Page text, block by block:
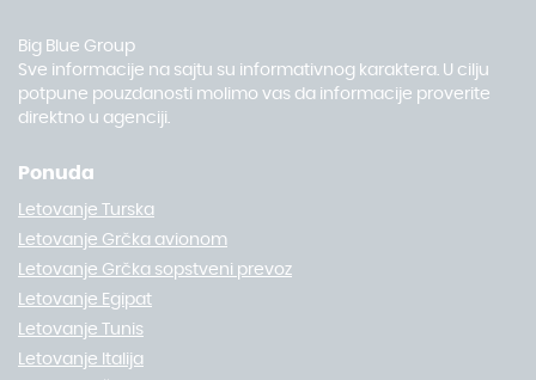
Big Blue Group
Sve informacije na sajtu su informativnog karaktera. U cilju
potpune pouzdanosti molimo vas da informacije proverite
direktno u agenciji.
Ponuda
Letovanje Turska
Letovanje Grčka avionom
Letovanje Grčka sopstveni prevoz
Letovanje Egipat
Letovanje Tunis
Letovanje Italija